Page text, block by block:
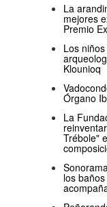
La
mejores
Premio
Los
Klounioq
Órgano
La
Trébole"
los